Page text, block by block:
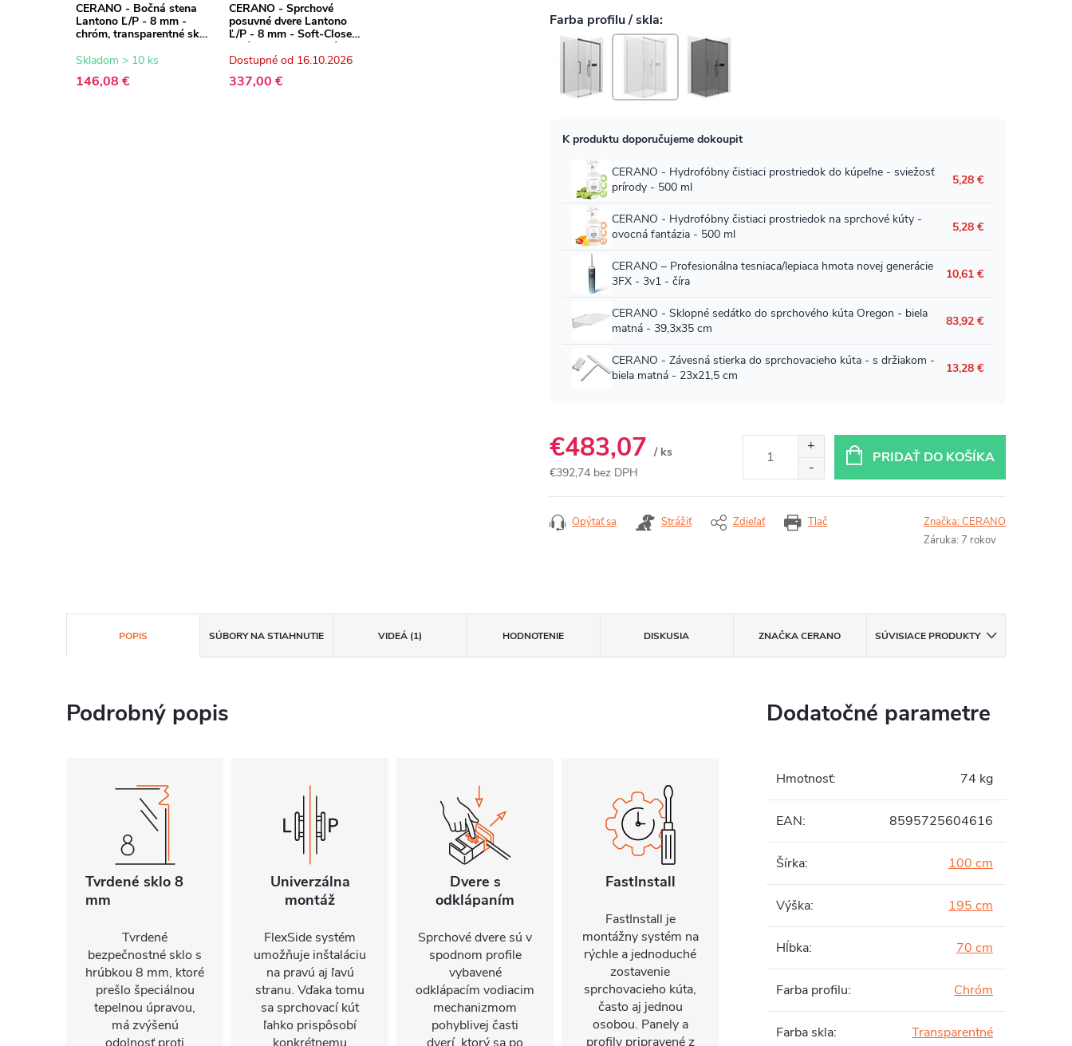
CERANO - Bočná stena
Lantono Ľ/P - 8 mm -
chróm, transparentné sklo
Skladom > 10 ks
146,08 €
CERANO - Sprchové
posuvné dvere Lantono
Ľ/P - 8 mm - Soft-Close -
chróm, transparentné sklo
- 100x195 cm
Dostupné od 16.10.2026
337,00 €
€483,07 / ks
€392,74 bez DPH
PRIDAŤ DO KOŠÍKA
Tlač
Opýtať sa Strážiť Zdieľať Značka:CERANO
Záruka: 7 rokov
POPIS SÚBORY NA STIAHNUTIE VIDEÁ (1) HODNOTENIE DISKUSIA ZNAČKACERANO SÚVISIACE PRODUKTY
Podrobný popis
Tvrdené sklo 8
mm
Tvrdené
bezpečnostné sklo s
hrúbkou 8 mm, ktoré
prešlo špeciálnou
tepelnou úpravou,
má zvýšenú
Univerzálna
montáž
FlexSide systém
umožňuje inštaláciu
na pravú aj ľavú
stranu. Vďaka tomu
sa sprchovací kút
ľahko prispôsobí
Dvere s
odklápaním
Sprchové dvere sú v
spodnom profile
vybavené
odklápacím vodiacim
mechanizmom
pohyblivej časti
FastInstall
FastInstall je
montážny systém na
rýchle a jednoduché
zostavenie
sprchovacieho kúta,
často aj jednou
osobou. Panely a
profily pripravené z
Dodatočné parametre
Hmotnosť: 74 kg
EAN: 8595725604616
Šírka: 100 cm
Výška: 195 cm
Hĺbka: 70 cm
Farba profilu: Chróm
Farba skla: Transparentné